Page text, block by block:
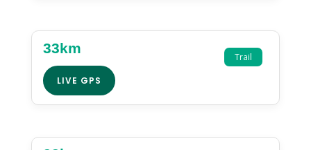
Trail
33km
LIVE GPS